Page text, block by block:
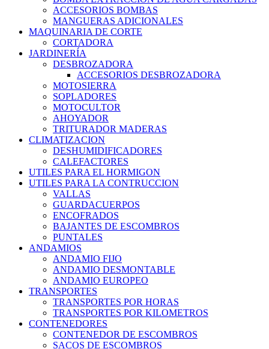
ACCESORIOS BOMBAS
MANGUERAS ADICIONALES
MAQUINARIA DE CORTE
CORTADORA
JARDINERÍA
DESBROZADORA
ACCESORIOS DESBROZADORA
MOTOSIERRA
SOPLADORES
MOTOCULTOR
AHOYADOR
TRITURADOR MADERAS
CLIMATIZACION
DESHUMIDIFICADORES
CALEFACTORES
UTILES PARA EL HORMIGON
UTILES PARA LA CONTRUCCION
VALLAS
GUARDACUERPOS
ENCOFRADOS
BAJANTES DE ESCOMBROS
PUNTALES
ANDAMIOS
ANDAMIO FIJO
ANDAMIO DESMONTABLE
ANDAMIO EUROPEO
TRANSPORTES
TRANSPORTES POR HORAS
TRANSPORTES POR KILOMETROS
CONTENEDORES
CONTENEDOR DE ESCOMBROS
SACOS DE ESCOMBROS